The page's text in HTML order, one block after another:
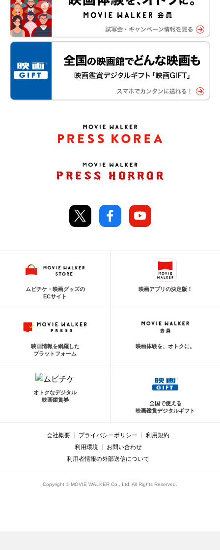
ムビチケ・映画グッズの
ECサイト
映画アプリの決定版！
映画情報を網羅した
プラットフォーム
映画体験を、オトクに。
オトクなデジタル
映画鑑賞券
全国で使える
映画鑑賞デジタルギフト
会社概要 プライバシーポリシー
利用規約
利用環境
お問い合わせ
利用者情報の外部送信について
Copyright © MOVIE WALKER Co., Ltd. All Rights Reserved.